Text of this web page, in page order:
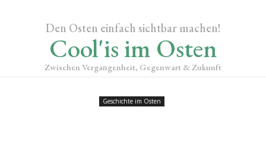
Den Osten einfach sichtbar machen!
Cool'is im Osten
Zwischen Vergangenheit, Gegenwart & Zukunft
Geschichte im Osten